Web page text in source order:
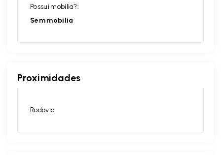
Possui mobília?:
Sem mobília
Proximidades
Rodovia